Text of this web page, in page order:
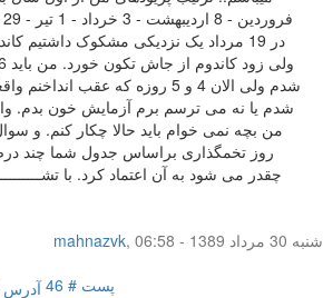
در 19 مرداد یک نزدیکی مشکوک داشتیم
شدم ولی الان 4 و 5 روزه که عقب
شدم یا نه می ترسم برم آزمایش خون بدم.
من بچه نمی خوام باید حالا چکار کنم. و
روز تخمگذاری براساس جدول شما چند
چقدر می شود به آن اعتماد کرد. با
mahnazvk,
شنبه 30 مرداد 1389 - 06:58
پست # 46